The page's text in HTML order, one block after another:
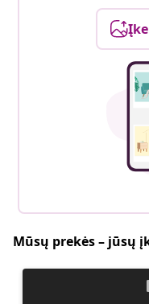
Mūsų prekės – jūsų